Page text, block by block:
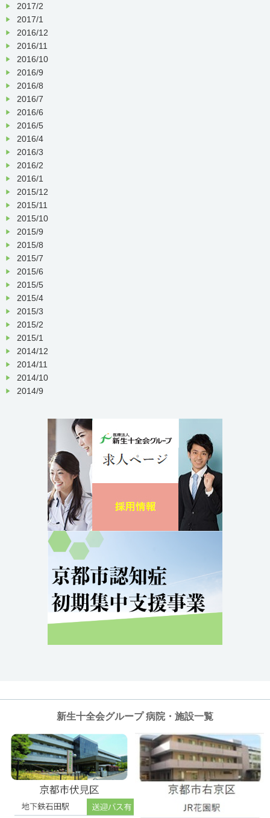
2017/2
2017/1
2016/12
2016/11
2016/10
2016/9
2016/8
2016/7
2016/6
2016/5
2016/4
2016/3
2016/2
2016/1
2015/12
2015/11
2015/10
2015/9
2015/8
2015/7
2015/6
2015/5
2015/4
2015/3
2015/2
2015/1
2014/12
2014/11
2014/10
2014/9
新生十全会グループ 病院・施設一覧